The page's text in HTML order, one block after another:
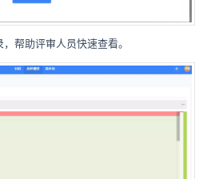
帮助评审人员快速查看。